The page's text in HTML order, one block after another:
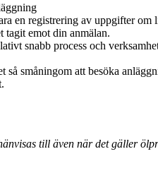
en registrering av uppgifter
tagit emot din anmälan.
snabb process och
småningom att besöka
till även när det gäller